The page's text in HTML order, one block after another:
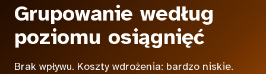
Grupowanie według
poziomu osiągnięć
Brak wpływu. Koszty wdrożenia: bardzo niskie.